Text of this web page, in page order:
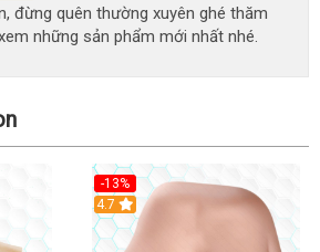
đừng quên thường xuyên ghé thăm
những sản phẩm mới nhất nhé.
-13%
4.7